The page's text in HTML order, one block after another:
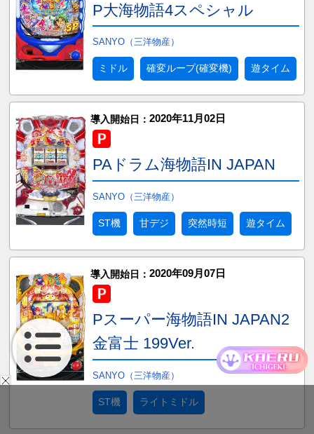
P大海物語4スペシャル
SANYO（三洋物産）
ミドル 確変ループ(確変機) 遊タイム
導入開始日： 2020年11月02日
PAドラム海物語IN JAPAN
SANYO（三洋物産）
ST機 甘デジ 突然時短 遊タイム
導入開始日： 2020年09月07日
Pスーパー海物語IN JAPAN2
金富士 199Ver.
SANYO（三洋物産）
ST機 ライトミドル